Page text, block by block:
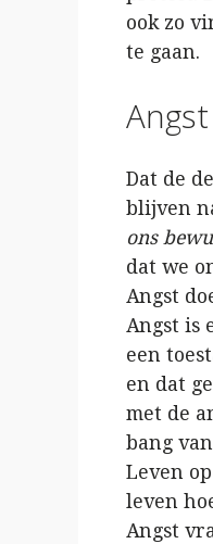
ook zo
te gaan.
Dat de
blijven
ons
dat we
Angst
Angst is
een
en dat
met de
bang
Leven
leven
Angst